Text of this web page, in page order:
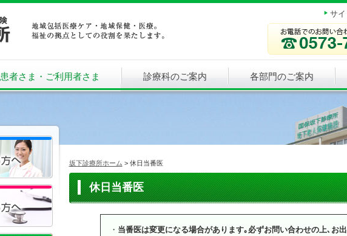
サ
患者さま・ご利用者さま 診療科のご案内 各部門のご案内
坂下診療所ホーム > 休日当番医
休日当番医
・ 当番医は変更になる場合があります｡必ずお問い合わせの上､お